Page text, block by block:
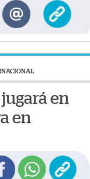
en
en